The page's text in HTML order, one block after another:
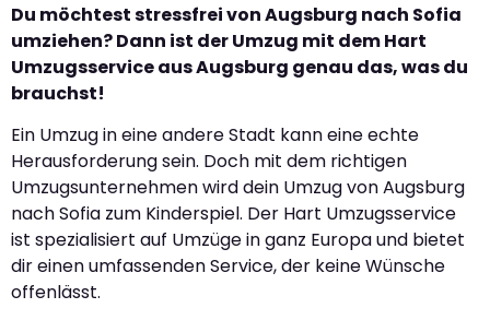
Du möchtest stressfrei von Augsburg nach Sofia
umziehen? Dann ist der Umzug mit dem Hart
Umzugsservice aus Augsburg genau das, was du
brauchst!
Ein Umzug in eine andere Stadt kann eine echte
Herausforderung sein. Doch mit dem richtigen
Umzugsunternehmen wird dein Umzug von Augsburg
nach Sofia zum Kinderspiel. Der Hart Umzugsservice
ist spezialisiert auf Umzüge in ganz Europa und bietet
dir einen umfassenden Service, der keine Wünsche
offenlässt.